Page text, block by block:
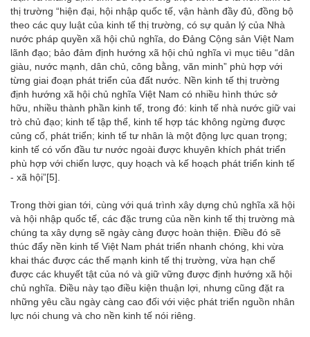
thị trường “hiện đại, hội nhập quốc tế, vận hành đầy đủ, đồng bộ
theo các quy luật của kinh tế thị trường, có sự quản lý của Nhà
nước pháp quyền xã hội chủ nghĩa, do Đảng Cộng sản Việt Nam
lãnh đạo; bảo đảm định hướng xã hội chủ nghĩa vì mục tiêu “dân
giàu, nước mạnh, dân chủ, công bằng, văn minh” phù hợp với
từng giai đoạn phát triển của đất nước. Nền kinh tế thị trường
định hướng xã hội chủ nghĩa Việt Nam có nhiều hình thức sở
hữu, nhiều thành phần kinh tế, trong đó: kinh tế nhà nước giữ vai
trò chủ đạo; kinh tế tập thể, kinh tế hợp tác không ngừng được
củng cố, phát triển; kinh tế tư nhân là một động lực quan trọng;
kinh tế có vốn đầu tư nước ngoài được khuyên khích phát triển
phù hợp với chiến lược, quy hoạch và kế hoạch phát triển kinh tế
- xã hội”[5].
Trong thời gian tới, cùng với quá trình xây dựng chủ nghĩa xã hội
và hội nhập quốc tế, các đặc trưng của nền kinh tế thị trường mà
chúng ta xây dựng sẽ ngày càng được hoàn thiện. Điều đó sẽ
thúc đẩy nền kinh tế Việt Nam phát triển nhanh chóng, khi vừa
khai thác được các thế mạnh kinh tế thị trường, vừa hạn chế
được các khuyết tật của nó và giữ vững được định hướng xã hội
chủ nghĩa. Điều này tạo điều kiện thuận lợi, nhưng cũng đặt ra
những yêu cầu ngày càng cao đối với việc phát triển nguồn nhân
lực nói chung và cho nền kinh tế nói riêng.